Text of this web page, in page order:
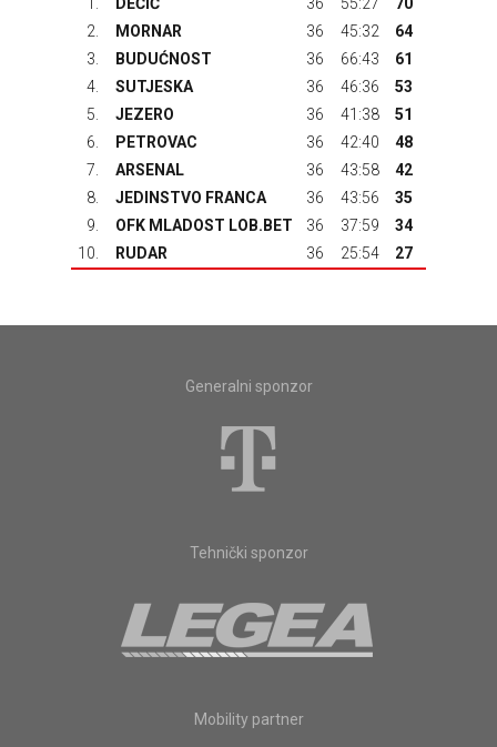
2.
MORNAR 36 45:32
64
3.
BUDUĆNOST 36 66:43
61
4.
SUTJESKA 36 46:36
53
5.
JEZERO 36 41:38
51
6.
PETROVAC 36 42:40
48
7.
ARSENAL 36 43:58
42
8.
JEDINSTVO FRANCA 36 43:56
35
9.
OFK MLADOST LOB.BET 36 37:59
34
10.
RUDAR 36 25:54 27
Generalni sponzor
Tehnički sponzor
Mobility partner